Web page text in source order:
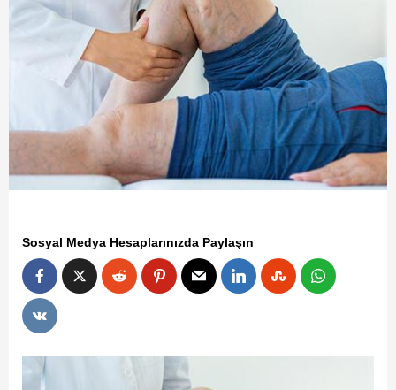
Sosyal Medya Hesaplarınızda Paylaşın